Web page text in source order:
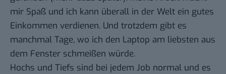
mir Spaß und ich kann überall in der Welt ein gutes
Einkommen verdienen. Und trotzdem gibt es
manchmal Tage, wo ich den Laptop am liebsten aus
dem Fenster schmeißen würde.
Hochs und Tiefs sind bei jedem Job normal und es